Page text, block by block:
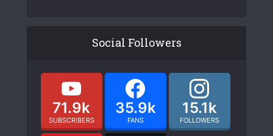
Social Followers
71.9k
SUBSCRIBERS
35.9k
FANS
15.1k
FOLLOWERS